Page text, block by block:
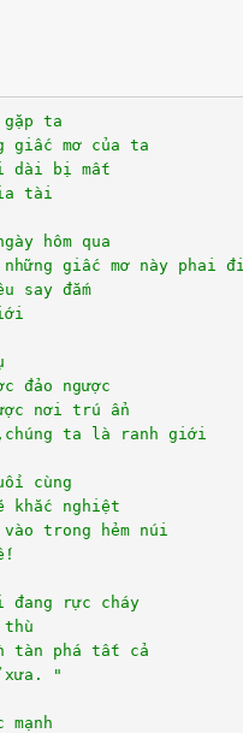
gặp ta
mơ của ta
bị mất
tài
hôm qua
những giấc mơ này phai đi
say đắm
đảo ngược
nơi trú ẩn
ta là ranh giới
cùng
khắc nghiệt
trong hẻm núi
đang rực cháy
thù
tàn phá tất cả
xưa. "